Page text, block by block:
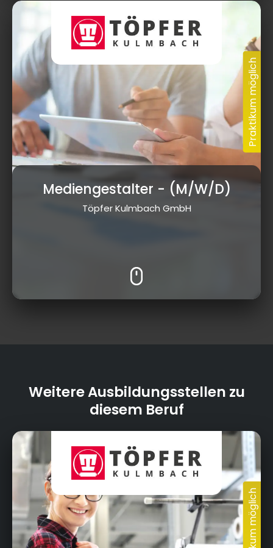
Mediengestalter - (M/W/D)
Töpfer Kulmbach GmbH
Weitere Ausbildungsstellen zu
diesem Beruf